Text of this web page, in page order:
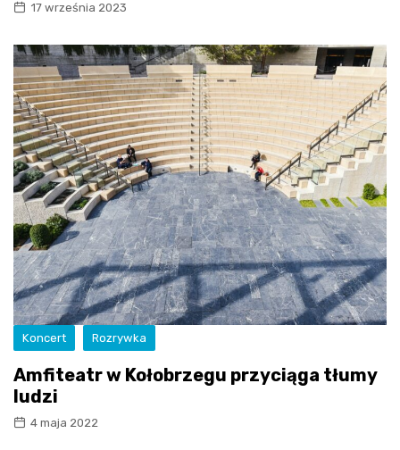
17 września 2023
Koncert Rozrywka
Amfiteatr w Kołobrzegu przyciąga tłumy
ludzi
4 maja 2022